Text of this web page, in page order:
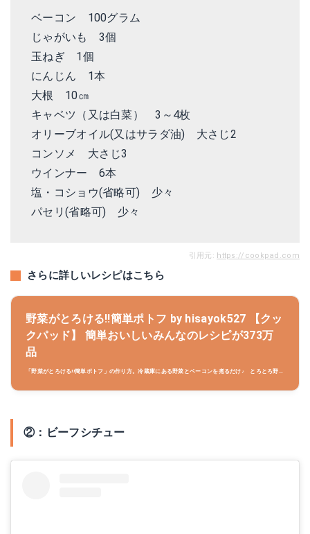
ベーコン 100グラム
じゃがいも 3個
玉ねぎ 1個
にんじん 1本
大根 10㎝
キャベツ（又は白菜） 3～4枚
オリーブオイル(又はサラダ油) 大さじ2
コンソメ 大さじ3
ウインナー 6本
塩・コショウ(省略可) 少々
パセリ(省略可) 少々
引用元: https://cookpad.com
さらに詳しいレシピはこちら
野菜がとろける!!簡単ポトフ by hisayok527 【クッ
クパッド】 簡単おいしいみんなのレシピが373万
品
「野菜がとろける!!簡単ポトフ」の作り方。冷蔵庫にある野菜とベーコンを煮るだけ♪ とろとろ野
②：ビーフシチュー